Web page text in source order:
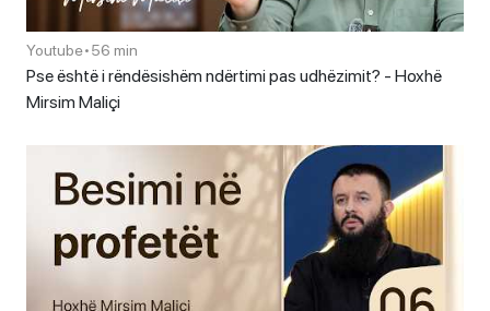
Youtube•56 min
Pse është i rëndësishëm ndërtimi pas udhëzimit? - Hoxhë
Mirsim Maliçi